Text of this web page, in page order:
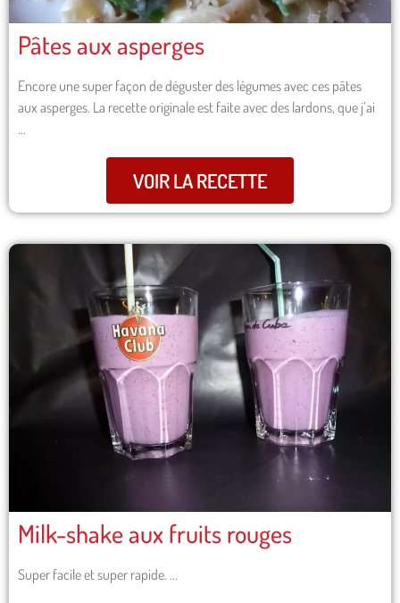
Pâtes aux asperges
Encore une super façon de déguster des légumes avec ces pâtes
aux asperges. La recette originale est faite avec des lardons, que j’ai
…
VOIR LA RECETTE
Milk-shake aux fruits rouges
Super facile et super rapide. …